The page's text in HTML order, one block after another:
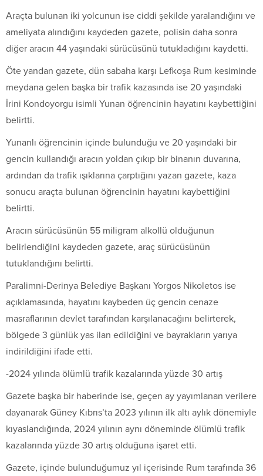
Araçta bulunan iki yolcunun ise ciddi şekilde yaralandığını ve
ameliyata alındığını kaydeden gazete, polisin daha sonra
diğer aracın 44 yaşındaki sürücüsünü tutukladığını kaydetti.
Öte yandan gazete, dün sabaha karşı Lefkoşa Rum kesiminde
meydana gelen başka bir trafik kazasında ise 20 yaşındaki
İrini Kondoyorgu isimli Yunan öğrencinin hayatını kaybettiğini
belirtti.
Yunanlı öğrencinin içinde bulunduğu ve 20 yaşındaki bir
gencin kullandığı aracın yoldan çıkıp bir binanın duvarına,
ardından da trafik ışıklarına çarptığını yazan gazete, kaza
sonucu araçta bulunan öğrencinin hayatını kaybettiğini
belirtti.
Aracın sürücüsünün 55 miligram alkollü olduğunun
belirlendiğini kaydeden gazete, araç sürücüsünün
tutuklandığını belirtti.
Paralimni-Derinya Belediye Başkanı Yorgos Nikoletos ise
açıklamasında, hayatını kaybeden üç gencin cenaze
masraflarının devlet tarafından karşılanacağını belirterek,
bölgede 3 günlük yas ilan edildiğini ve bayrakların yarıya
indirildiğini ifade etti.
-2024 yılında ölümlü trafik kazalarında yüzde 30 artış
Gazete başka bir haberinde ise, geçen ay yayımlanan verilere
dayanarak Güney Kıbrıs’ta 2023 yılının ilk altı aylık dönemiyle
kıyaslandığında, 2024 yılının aynı döneminde ölümlü trafik
kazalarında yüzde 30 artış olduğuna işaret etti.
Gazete, içinde bulunduğumuz yıl içerisinde Rum tarafında 36